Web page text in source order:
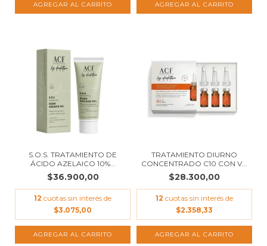
S.O.S. TRATAMIENTO DE
ÁCIDO AZELAICO 10%...
$36.900,00
12 cuotas sin interés de
$3.075,00
TRATAMIENTO DIURNO
CONCENTRADO C10 CON V...
$28.300,00
12 cuotas sin interés de
$2.358,33